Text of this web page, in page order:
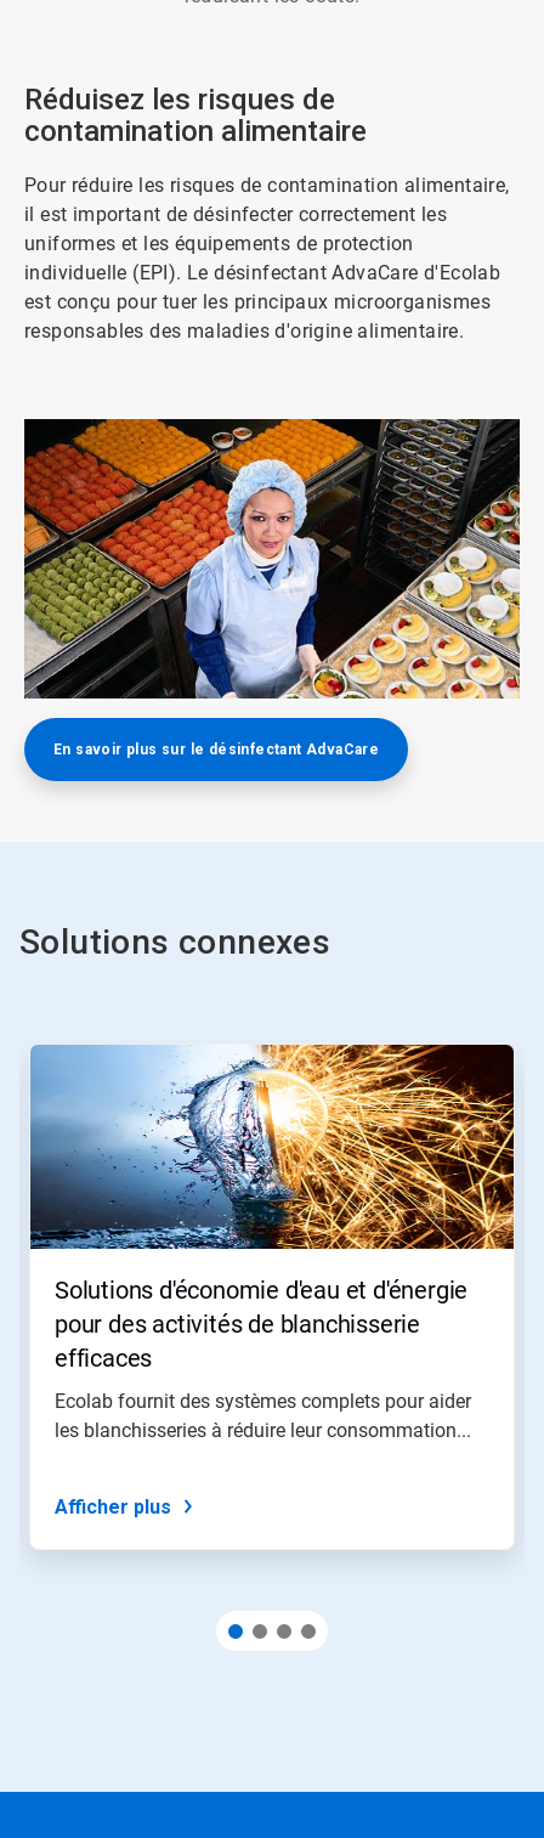
ArticleTile
Réduisez les risques de
contamination alimentaire​​​​​​​
Pour réduire les risques de contamination alimentaire,
il est important de désinfecter correctement les
uniformes et les équipements de protection
individuelle (EPI). Le désinfectant AdvaCare d'Ecolab
est conçu pour tuer les principaux microorganismes
responsables des maladies d'origine alimentaire.​​​​​​​
En savoir plus sur le désinfectant AdvaCare​​​​​​​
Solutions connexes
Solutions d'économie d'eau et d'énergie
pour des activités de blanchisserie
efficaces
Ecolab fournit des systèmes complets pour aider
les blanchisseries à réduire leur consommation...
Afficher plus